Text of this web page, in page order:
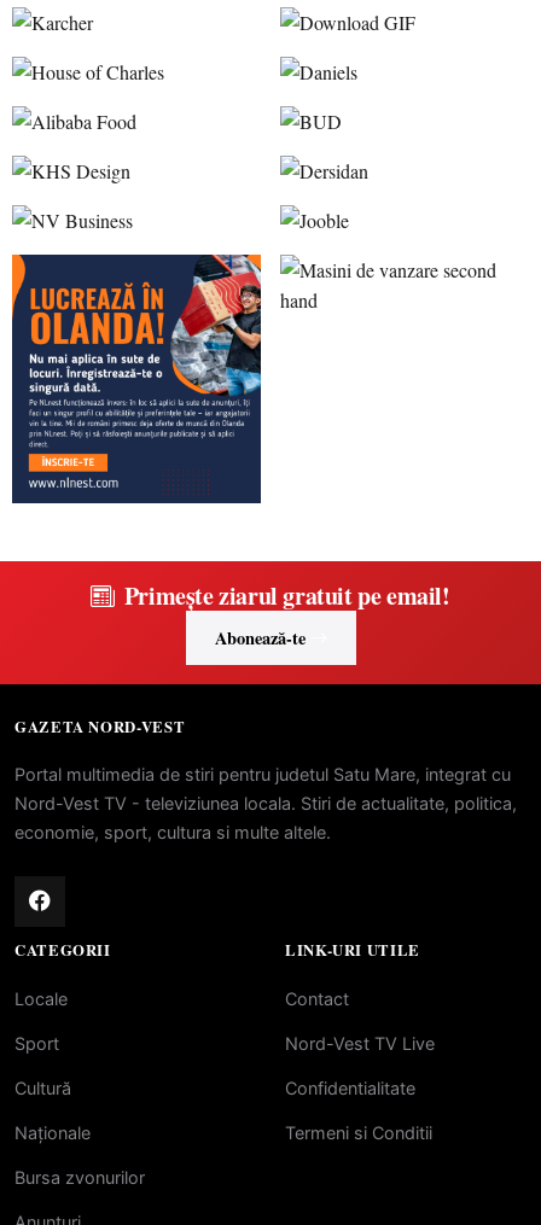
Primește ziarul gratuit pe email!
Abonează-te
GAZETA NORD-VEST
Portal multimedia de stiri pentru judetul Satu Mare, integrat cu
Nord-Vest TV - televiziunea locala. Stiri de actualitate, politica,
economie, sport, cultura si multe altele.
CATEGORII
Locale
Sport
Cultură
Naționale
Bursa zvonurilor
LINK-URI UTILE
Contact
Nord-Vest TV Live
Confidentialitate
Termeni si Conditii